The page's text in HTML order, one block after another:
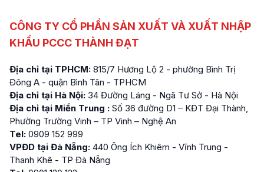
CÔNG TY CỔ PHẦN SẢN XUẤT VÀ XUẤT NHẬP
KHẨU PCCC THÀNH ĐẠT
Địa chỉ tại TPHCM: 815/7 Hương Lộ 2 - phường Bình Trị
Đông A - quận Bình Tân - TPHCM
Địa chỉ tại Hà Nội: 34 Đường Láng - Ngã Tư Sở - Hà Nội
Địa chỉ tại Miền Trung : Số 36 đường D1 – KĐT Đại Thành,
Phường Trường Vinh – TP Vinh – Nghệ An
Tel: 0909 152 999
VPĐD tại Đà Nẵng: 440 Ông Ích Khiêm - Vĩnh Trung -
Thanh Khê - TP Đà Nẵng